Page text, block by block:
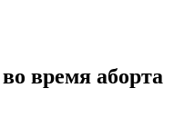
время aбopта